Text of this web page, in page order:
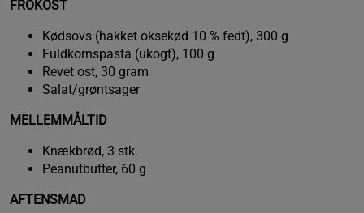
FROKOST
Kødsovs (hakket oksekød 10 % fedt), 300 g
Fuldkornspasta (ukogt), 100 g
Revet ost, 30 gram
Salat/grøntsager
MELLEMMÅLTID
Knækbrød, 3 stk.
Peanutbutter, 60 g
AFTENSMAD